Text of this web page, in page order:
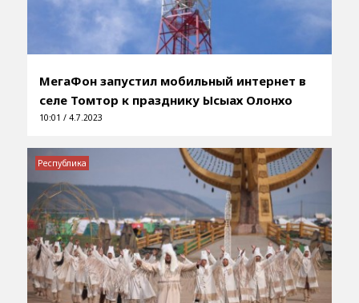
МегаФон запустил мобильный интернет в
селе Томтор к празднику Ысыах Олонхо
10:01 / 4.7.2023
Республика